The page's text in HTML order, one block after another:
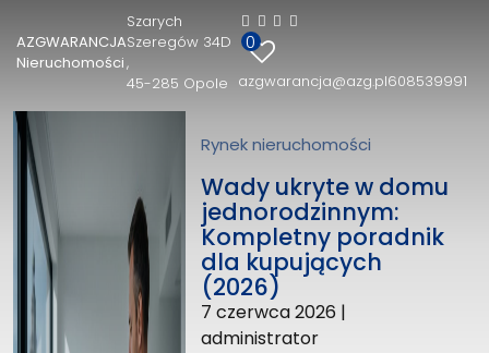
AZGWARANCJA
Nieruchomości
Szarych
Szeregów 34D
45-285 Opole
0
azgwarancja@azg.pl608539991
AZGWARANCJA Nieruchomości
Szarych Szeregów 34D
45-285 Opole
Rynek nieruchomości
Wady ukryte w domu
jednorodzinnym:
Kompletny poradnik
dla kupujących
(2026)
7 czerwca 2026 |
administrator